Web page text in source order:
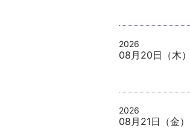
2026
08月20日（木）
2026
08月21日（金）